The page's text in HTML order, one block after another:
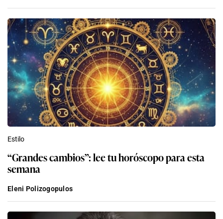
Estilo
“Grandes cambios”: lee tu horóscopo para esta
semana
Eleni Polizogopulos